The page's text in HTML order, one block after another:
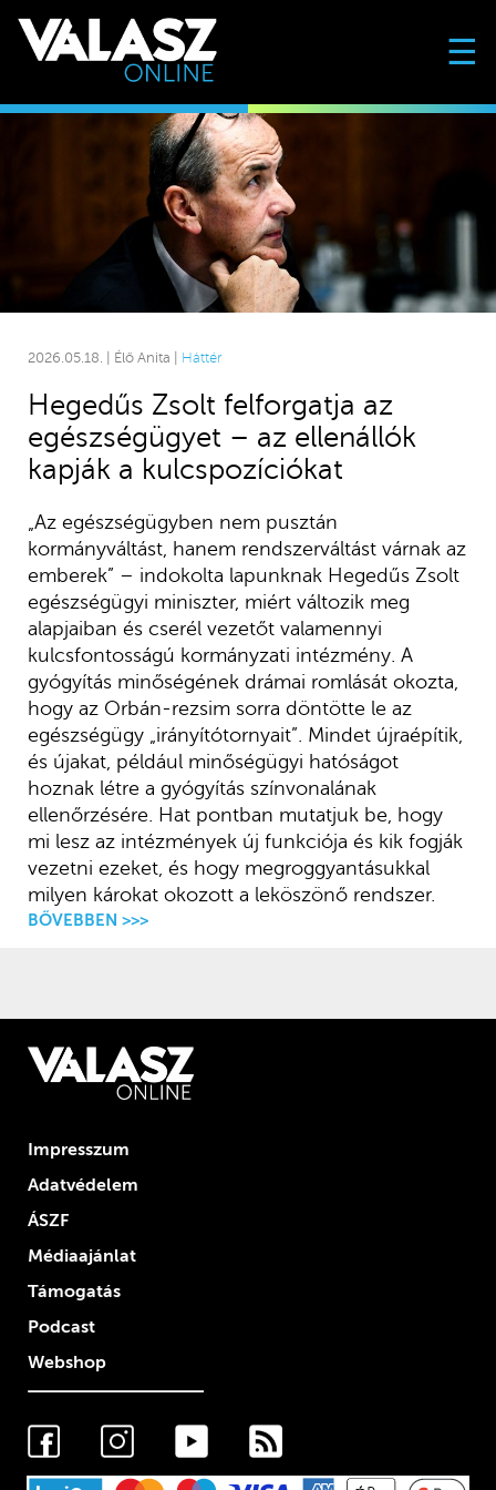
☰
2026.05.18. | Élő Anita | Háttér
Hegedűs Zsolt felforgatja az
egészségügyet – az ellenállók
kapják a kulcspozíciókat
„Az egészségügyben nem pusztán
kormányváltást, hanem rendszerváltást várnak az
emberek” – indokolta lapunknak Hegedűs Zsolt
egészségügyi miniszter, miért változik meg
alapjaiban és cserél vezetőt valamennyi
kulcsfontosságú kormányzati intézmény. A
gyógyítás minőségének drámai romlását okozta,
hogy az Orbán-rezsim sorra döntötte le az
egészségügy „irányítótornyait”. Mindet újraépítik,
és újakat, például minőségügyi hatóságot
hoznak létre a gyógyítás színvonalának
ellenőrzésére. Hat pontban mutatjuk be, hogy
mi lesz az intézmények új funkciója és kik fogják
vezetni ezeket, és hogy megroggyantásukkal
milyen károkat okozott a leköszönő rendszer.
BŐVEBBEN >>>
Impresszum
Adatvédelem
ÁSZF
Médiaajánlat
Támogatás
Podcast
Webshop